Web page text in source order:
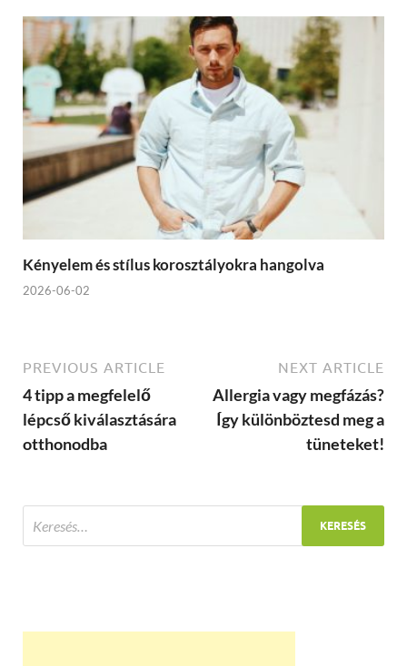
Kényelem és stílus korosztályokra hangolva
2026-06-02
PREVIOUS ARTICLE
4 tipp a megfelelő
lépcső kiválasztására
otthonodba
NEXT ARTICLE
Allergia vagy megfázás?
Így különböztesd meg a
tüneteket!